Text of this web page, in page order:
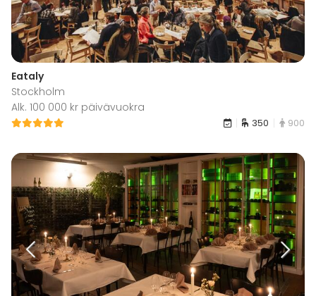
Eataly
Stockholm
Alk. 100 000 kr päivävuokra
350 900